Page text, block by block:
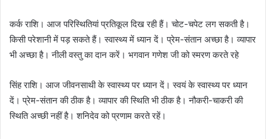
कर्क राशि। आज परिस्थितियां प्रतिकूल दिख रही हैं। चोट-चपेट लग सकती है।
किसी परेशानी में पड़ सकते हैं। स्वास्थ्य में ध्यान दें। प्रेम-संतान अच्छा है। व्यापार
भी अच्छा है। नीली वस्तु का दान करें। भगवान गणेश जी को स्मरण करते रहे
सिंह राशि। आज जीवनसाथी के स्वास्थ्य पर ध्यान दें। स्वयं के स्वास्थ्य पर ध्यान
दें। प्रेम-संतान की ठीक है। व्यापार की स्थिति भी ठीक है। नौकरी-चाकरी की
स्थिति अच्छी नहीं है। शनिदेव को प्रणाम करते रहें।